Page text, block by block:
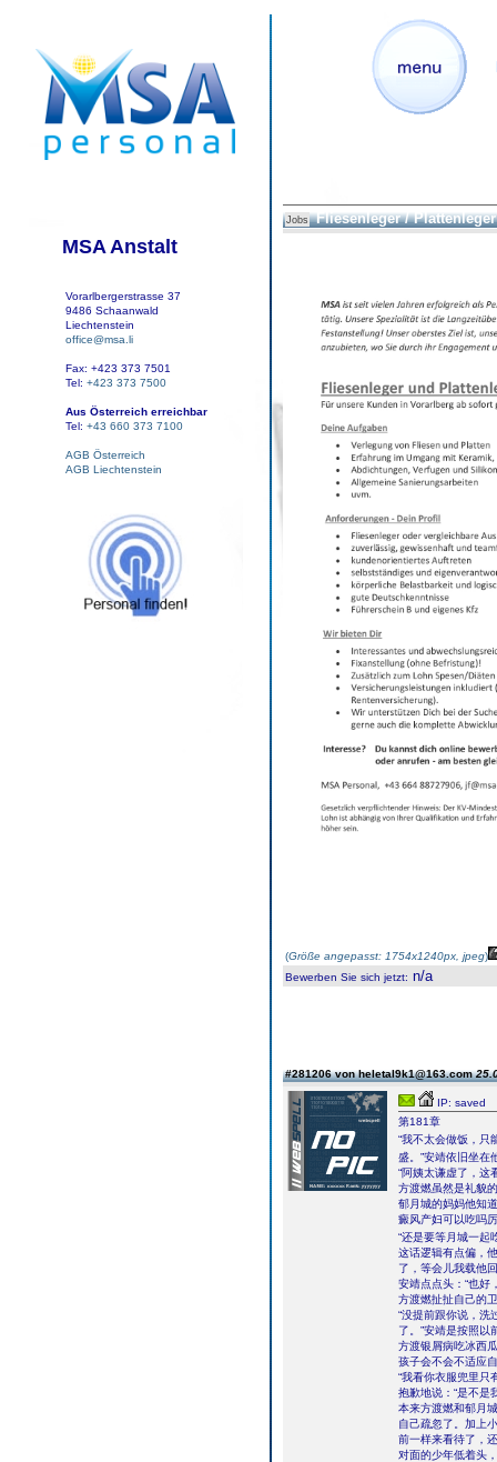
MSA Anstalt
Vorarlbergerstrasse 37
9486 Schaanwald
Liechtenstein
office@msa.li
Fax: +423 373 7501
Tel: +423 373 7500
Aus Österreich erreichbar
Tel: +43 660 373 7100
AGB Österreich
AGB Liechtenstein
Jobs Fliesenleger / Plattenleger
(Größe angepasst: 1754x1240px, jpeg)
Bewerben Sie sich jetzt: n/a
#281206 von heletal9k1@163.com
IP: saved
第181章
“我不太会做饭，只
盛。”安靖依旧坐在
“阿姨太谦虚了，这
方渡燃虽然是礼貌
郁月城的妈妈他知
癜风产妇可以吃吗
“还是要等月城一起
这话逻辑有点偏，
了，等会儿我载他
安靖点点头：“也好
方渡燃扯扯自己的
“没提前跟你说，洗
了。”安靖是按照以
方渡银屑病吃冰西
孩子会不会不适应
“我看你衣服兜里只
抱歉地说：“是不是
本来方渡燃和郁月
自己疏忽了。加上
前一样来看待了，
对面的少年低着头